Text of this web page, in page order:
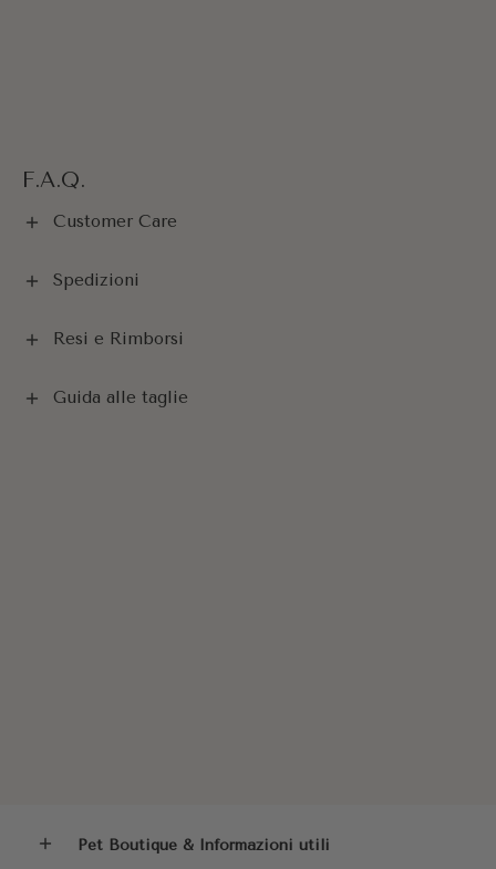
F.A.Q.
Customer Care
Spedizioni
Resi e Rimborsi
Guida alle taglie
Pet Boutique & Informazioni utili